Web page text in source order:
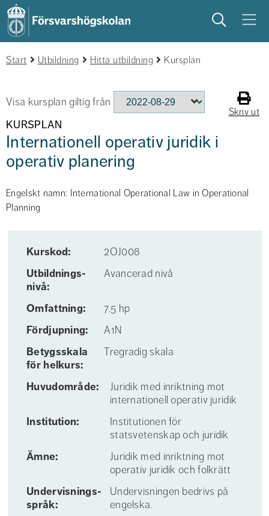
Sök Meny
studera på campus studentliv
Start Utbildning Hitta utbildning Kursplan
Skriv ut
Visa kursplan giltig från
KURSPLAN
Internationell operativ juridik i
operativ planering
Engelskt namn: International Operational Law in Operational
Planning
Kurskod:
2OJ008
Utbildnings­
nivå:
Avancerad nivå
Omfattning:
7.5 hp
Fördjupning:
A1N
Betygs­skala
för helkurs:
Tregradig skala
Huvudområde:
Juridik med inriktning mot
internationell operativ juridik
Institution:
Institutionen för
statsvetenskap och juridik
Ämne:
Juridik med inriktning mot
operativ juridik och folkrätt
Undervisnings­
språk:
Undervisningen bedrivs på
engelska.